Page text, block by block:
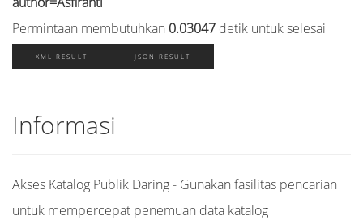
Permintaan membutuhkan 0.03047 detik untuk selesai
XML RESULT JSON RESULT
Informasi
Akses Katalog Publik Daring - Gunakan fasilitas pencarian
untuk mempercepat penemuan data katalog